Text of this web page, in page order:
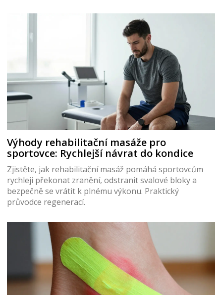
Výhody rehabilitační masáže pro
sportovce: Rychlejší návrat do kondice
Zjistěte, jak rehabilitační masáž pomáhá sportovcům
rychleji překonat zranění, odstranit svalové bloky a
bezpečně se vrátit k plnému výkonu. Praktický
průvodce regenerací.